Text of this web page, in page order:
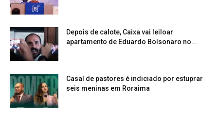
Depois de calote, Caixa vai leiloar
apartamento de Eduardo Bolsonaro no...
Casal de pastores é indiciado por estuprar
seis meninas em Roraima